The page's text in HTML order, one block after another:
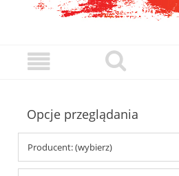
Opcje przeglądania
Producent: (wybierz)